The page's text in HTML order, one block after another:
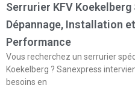
Serrurier KFV
Dépannage, Installation
Performance
Vous recherchez un serrurier
Koekelberg ? Sanexpress
besoins en